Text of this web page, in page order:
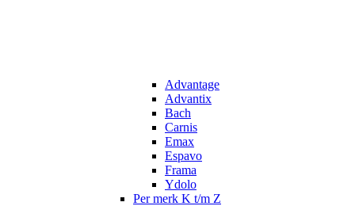
Advantage
Advantix
Bach
Carnis
Emax
Espavo
Frama
Ydolo
Per merk K t/m Z